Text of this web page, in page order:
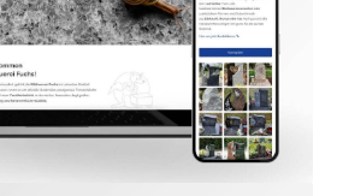
wohnen.de